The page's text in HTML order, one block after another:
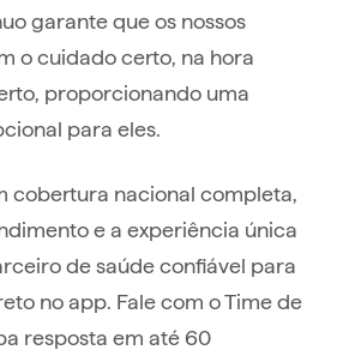
garante que os nossos
o cuidado certo, na hora
proporcionando uma
para eles.
cobertura nacional completa,
e a experiência única
de saúde confiável para
no app. Fale com o Time de
resposta em até 60